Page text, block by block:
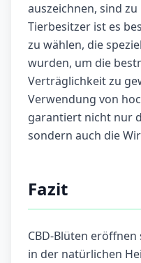
auszeichnen, sind
Tierbesitzer ist es
zu wählen, die
wurden, um die
Verträglichkeit zu
Verwendung von
garantiert nicht nur
sondern auch die
Fazit
CBD-Blüten
in der natürlichen